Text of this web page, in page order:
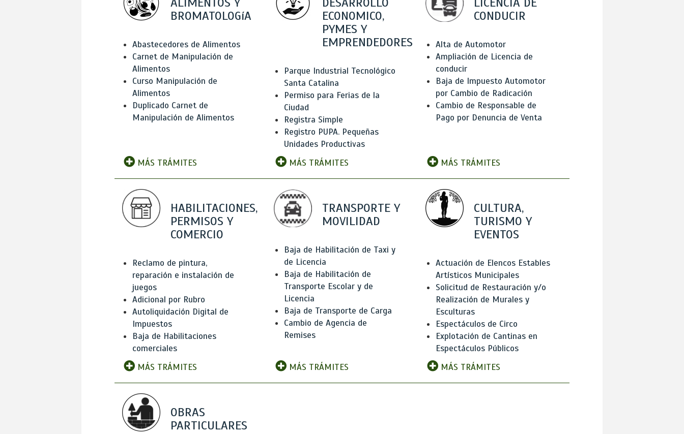
BROMATOLOGíA
Abastecedores de Alimentos
Carnet de Manipulación de
Alimentos
Curso Manipulación de
Alimentos
Duplicado Carnet de
Manipulación de Alimentos
MÁS TRÁMITES
ECONOMICO,
PYMES Y
EMPRENDEDORES
Parque Industrial Tecnológico
Santa Catalina
Permiso para Ferias de la
Ciudad
Registra Simple
Registro PUPA. Pequeñas
Unidades Productivas
MÁS TRÁMITES
CONDUCIR
Alta de Automotor
Ampliación de Licencia de
conducir
Baja de Impuesto Automotor
por Cambio de Radicación
Cambio de Responsable de
Pago por Denuncia de Venta
MÁS TRÁMITES
HABILITACIONES,
PERMISOS Y
COMERCIO
Reclamo de pintura,
reparación e instalación de
juegos
Adicional por Rubro
Autoliquidación Digital de
Impuestos
Baja de Habilitaciones
comerciales
MÁS TRÁMITES
TRANSPORTE Y
MOVILIDAD
Baja de Habilitación de Taxi y
de Licencia
Baja de Habilitación de
Transporte Escolar y de
Licencia
Baja de Transporte de Carga
Cambio de Agencia de
Remises
MÁS TRÁMITES
CULTURA,
TURISMO Y
EVENTOS
Actuación de Elencos Estables
Artísticos Municipales
Solicitud de Restauración y/o
Realización de Murales y
Esculturas
Espectáculos de Circo
Explotación de Cantinas en
Espectáculos Públicos
MÁS TRÁMITES
OBRAS
PARTICULARES